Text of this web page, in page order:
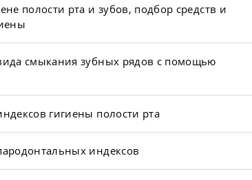
полости рта и зубов, подбор средств и
смыкания зубных рядов с помощью
гигиены полости рта
индексов